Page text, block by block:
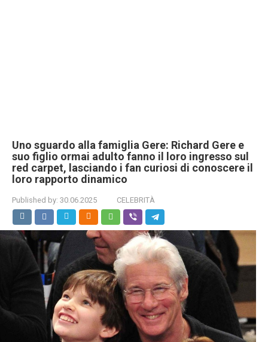
Uno sguardo alla famiglia Gere: Richard Gere e
suo figlio ormai adulto fanno il loro ingresso sul
red carpet, lasciando i fan curiosi di conoscere il
loro rapporto dinamico
Published by: 30.06.2025 CELEBRITÀ